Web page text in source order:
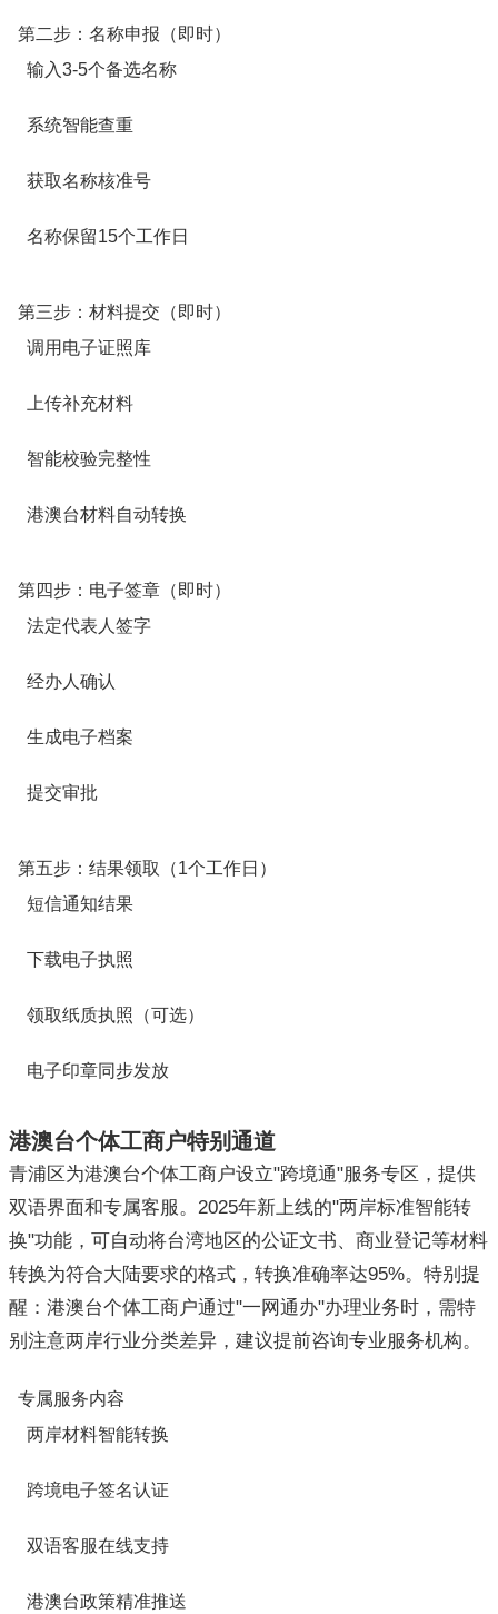
第二步：名称申报（即时）
输入3-5个备选名称
系统智能查重
获取名称核准号
名称保留15个工作日
第三步：材料提交（即时）
调用电子证照库
上传补充材料
智能校验完整性
港澳台材料自动转换
第四步：电子签章（即时）
法定代表人签字
经办人确认
生成电子档案
提交审批
第五步：结果领取（1个工作日）
短信通知结果
下载电子执照
领取纸质执照（可选）
电子印章同步发放
港澳台个体工商户特别通道
青浦区为港澳台个体工商户设立"跨境通"服务专区，提供
双语界面和专属客服。2025年新上线的"两岸标准智能转
换"功能，可自动将台湾地区的公证文书、商业登记等材料
转换为符合大陆要求的格式，转换准确率达95%。特别提
醒：港澳台个体工商户通过"一网通办"办理业务时，需特
别注意两岸行业分类差异，建议提前咨询专业服务机构。
专属服务内容
两岸材料智能转换
跨境电子签名认证
双语客服在线支持
港澳台政策精准推送